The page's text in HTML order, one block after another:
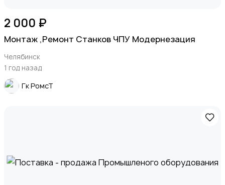
2 000 ₽
Монтаж ,Ремонт Станков ЧПУ Модернезация
Челябинск
1 год назад
Гк РомсТ